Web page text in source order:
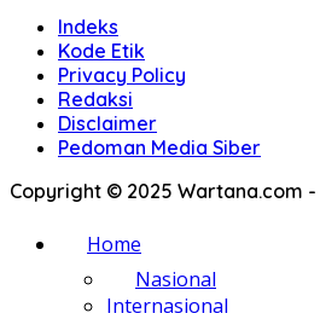
Indeks
Kode Etik
Privacy Policy
Redaksi
Disclaimer
Pedoman Media Siber
Copyright © 2025 Wartana.com
Home
Nasional
Internasional